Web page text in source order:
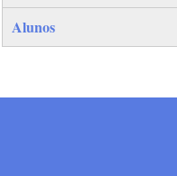
Alunos